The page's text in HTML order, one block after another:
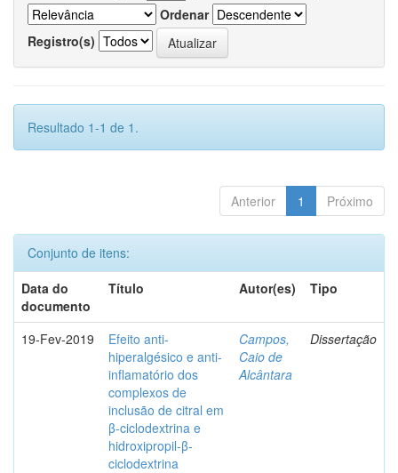
Ordenar
Registro(s)
Resultado 1-1 de 1.
Anterior 1 Próximo
Conjunto de itens:
Data do
documento
Título Autor(es) Tipo
19-Fev-2019
Efeito anti-
hiperalgésico e anti-
inflamatório dos
complexos de
inclusão de citral em
β-ciclodextrina e
hidroxipropil-β-
ciclodextrina
Campos,
Caio de
Alcântara
Dissertação